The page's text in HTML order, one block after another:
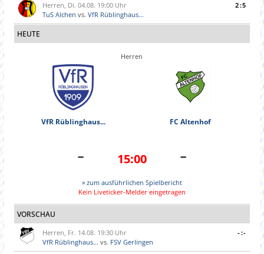
Herren, Di. 04.08. 19:00 Uhr
TuS Alchen vs. VfR Rüblinghaus...
2:5
HEUTE
Herren
VfR Rüblinghaus... FC Altenhof
- 15:00 -
» zum ausführlichen Spielbericht
Kein Liveticker-Melder eingetragen
VORSCHAU
Herren, Fr. 14.08. 19:30 Uhr
VfR Rüblinghaus... vs. FSV Gerlingen
-:-